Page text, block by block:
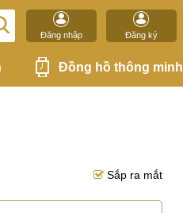
Đăng nhập Đăng ký
Đồng hồ thông minh
Sắp ra mắt